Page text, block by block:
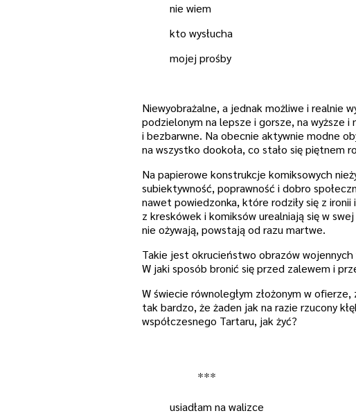
nie wiem
kto wysłucha
mojej prośby
Niewyobrażalne, a jednak możliwe i realnie
podzielonym na lepsze i gorsze, na wyższe
i bezbarwne. Na obecnie aktywnie modne
na wszystko dookoła, co stało się piętnem
Na papierowe konstrukcje komiksowych
subiektywność, poprawność i dobro
nawet powiedzonka, które rodziły się z
z kreskówek i komiksów urealniają się w
nie ożywają, powstają od razu martwe.
Takie jest okrucieństwo obrazów
W jaki sposób bronić się przed zalewem i
W świecie równoległym złożonym w
tak bardzo, że żaden jak na razie rzucony
współczesnego Tartaru, jak żyć?
***
usiadłam na walizce